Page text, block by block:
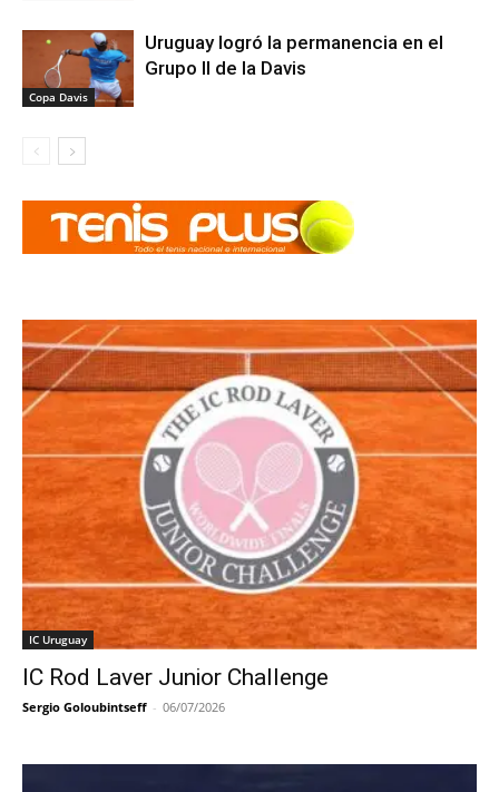
Copa Davis
Uruguay logró la permanencia en el
Grupo II de la Davis
IC Uruguay
IC Rod Laver Junior Challenge
Sergio Goloubintseff - 06/07/2026